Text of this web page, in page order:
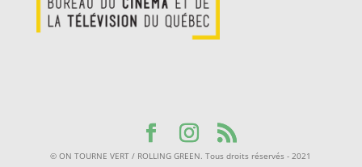
© ON TOURNE VERT / ROLLING GREEN. Tous droits réservés - 2021